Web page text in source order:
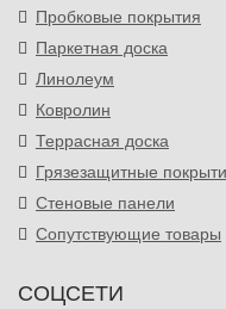
Пробковые покрытия
Паркетная доска
Линолеум
Ковролин
Террасная доска
Грязезащитные
Стеновые панели
Сопутствующие товары
СОЦСЕТИ